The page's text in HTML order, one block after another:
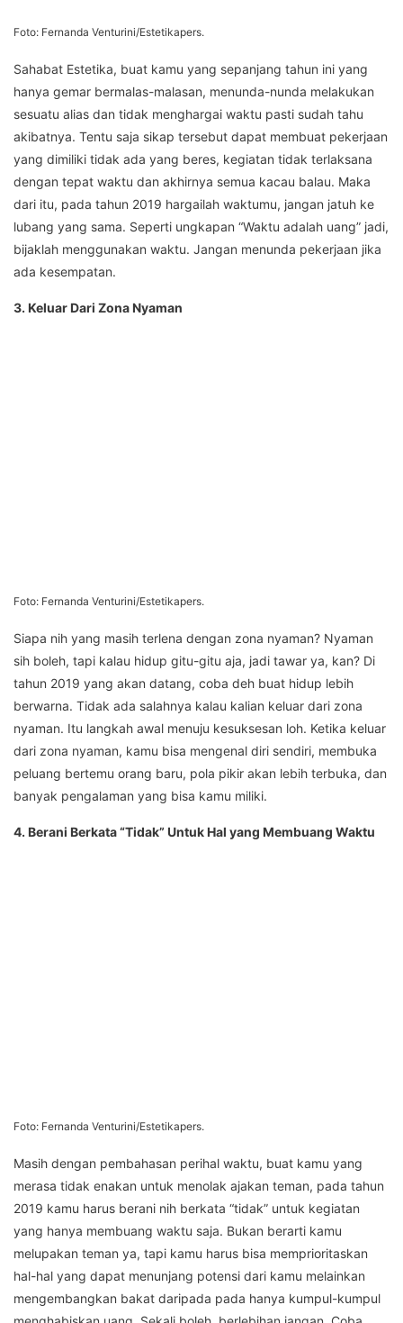
Foto: Fernanda Venturini/Estetikapers.
Sahabat Estetika, buat kamu yang sepanjang tahun ini yang
hanya gemar bermalas-malasan, menunda-nunda melakukan
sesuatu alias dan tidak menghargai waktu pasti sudah tahu
akibatnya. Tentu saja sikap tersebut dapat membuat pekerjaan
yang dimiliki tidak ada yang beres, kegiatan tidak terlaksana
dengan tepat waktu dan akhirnya semua kacau balau. Maka
dari itu, pada tahun 2019 hargailah waktumu, jangan jatuh ke
lubang yang sama. Seperti ungkapan “Waktu adalah uang” jadi,
bijaklah menggunakan waktu. Jangan menunda pekerjaan jika
ada kesempatan.
3. Keluar Dari Zona Nyaman
Foto: Fernanda Venturini/Estetikapers.
Siapa nih yang masih terlena dengan zona nyaman? Nyaman
sih boleh, tapi kalau hidup gitu-gitu aja, jadi tawar ya, kan? Di
tahun 2019 yang akan datang, coba deh buat hidup lebih
berwarna. Tidak ada salahnya kalau kalian keluar dari zona
nyaman. Itu langkah awal menuju kesuksesan loh. Ketika keluar
dari zona nyaman, kamu bisa mengenal diri sendiri, membuka
peluang bertemu orang baru, pola pikir akan lebih terbuka, dan
banyak pengalaman yang bisa kamu miliki.
4. Berani Berkata “Tidak” Untuk Hal yang Membuang Waktu
Foto: Fernanda Venturini/Estetikapers.
Masih dengan pembahasan perihal waktu, buat kamu yang
merasa tidak enakan untuk menolak ajakan teman, pada tahun
2019 kamu harus berani nih berkata “tidak” untuk kegiatan
yang hanya membuang waktu saja. Bukan berarti kamu
melupakan teman ya, tapi kamu harus bisa memprioritaskan
hal-hal yang dapat menunjang potensi dari kamu melainkan
mengembangkan bakat daripada pada hanya kumpul-kumpul